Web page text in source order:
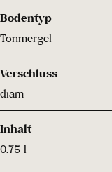
Bodentyp
Tonmergel
Verschluss
diam
Inhalt
0.75 l